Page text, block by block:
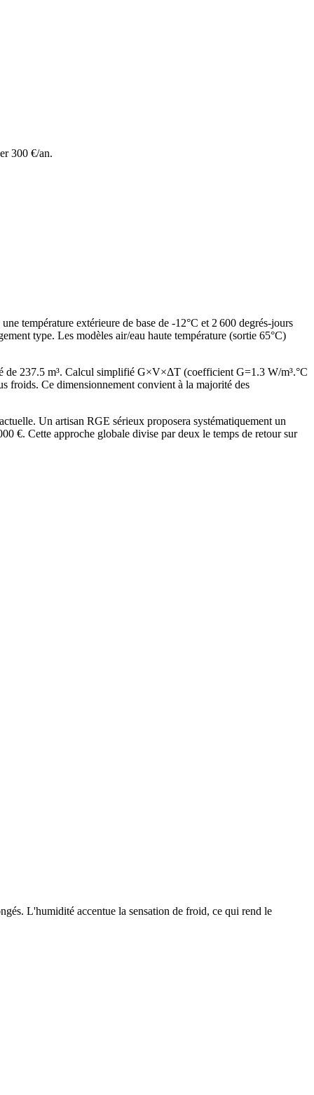
300 €/an.
température extérieure de base de -12°C et 2 600 degrés-jours
type. Les modèles air/eau haute température (sortie 65°C)
de 237.5 m³. Calcul simplifié G×V×ΔT (coefficient G=1.3 W/m³.°C
froids. Ce dimensionnement convient à la majorité des
Un artisan RGE sérieux proposera systématiquement un
€. Cette approche globale divise par deux le temps de retour sur
L'humidité accentue la sensation de froid, ce qui rend le